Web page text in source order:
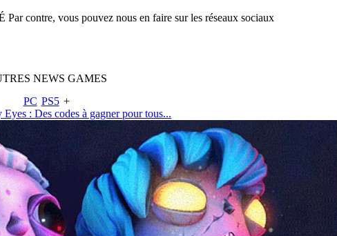
Par contre, vous pouvez nous en faire sur les réseaux sociaux
NEWS GAMES
PC PS5 +
: Des codes à gagner pour tous...